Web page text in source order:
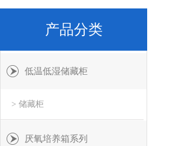
产品分类
低温低湿储藏柜
> 储藏柜
厌氧培养箱系列